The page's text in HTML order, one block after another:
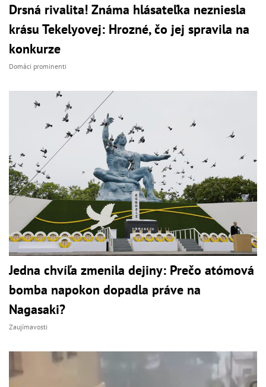
Drsná rivalita! Známa hlásateľka nezniesla
krásu Tekelyovej: Hrozné, čo jej spravila na
konkurze
Domáci prominenti
Jedna chvíľa zmenila dejiny: Prečo atómová
bomba napokon dopadla práve na
Nagasaki?
Zaujímavosti